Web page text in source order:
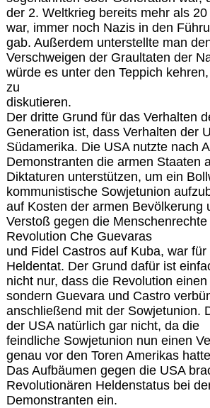
der 2. Weltkrieg bereits mehr als
war, immer noch Nazis in den
gab. Außerdem unterstellte man
Verschweigen der Graultaten der
würde es unter den Teppich
zu
diskutieren.
Der dritte Grund für das Verhalten
Generation ist, dass Verhalten der
Südamerika. Die USA nutzte nach
Demonstranten die armen Staaten
Diktaturen unterstützen, um ein
kommunistische Sowjetunion
auf Kosten der armen Bevölkerung
Verstoß gegen die
Revolution Che Guevaras
und Fidel Castros auf Kuba, war
Heldentat. Der Grund dafür ist
nicht nur, dass die Revolution
sondern Guevara und Castro
anschließend mit der Sowjetunion.
der USA natürlich gar nicht, da die
feindliche Sowjetunion nun einen
genau vor den Toren Amerikas
Das Aufbäumen gegen die USA
Revolutionären Heldenstatus bei
Demonstranten ein.